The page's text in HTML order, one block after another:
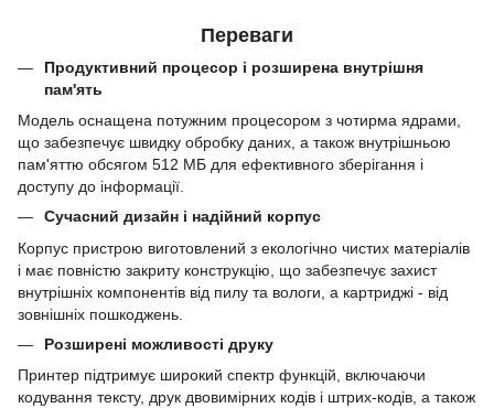
Переваги
Продуктивний процесор і розширена внутрішня
пам'ять
Модель оснащена потужним процесором з чотирма ядрами,
що забезпечує швидку обробку даних, а також внутрішньою
пам'яттю обсягом 512 МБ для ефективного зберігання і
доступу до інформації.
Сучасний дизайн і надійний корпус
Корпус пристрою виготовлений з екологічно чистих матеріалів
і має повністю закриту конструкцію, що забезпечує захист
внутрішніх компонентів від пилу та вологи, а картриджі - від
зовнішніх пошкоджень.
Розширені можливості друку
Принтер підтримує широкий спектр функцій, включаючи
кодування тексту, друк двовимірних кодів і штрих-кодів, а також